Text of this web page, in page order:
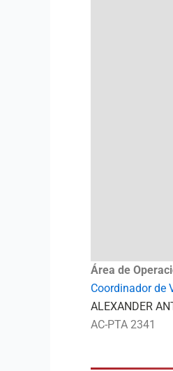
Área de
Coordinador de
ALEXANDER
AC-PTA 2341